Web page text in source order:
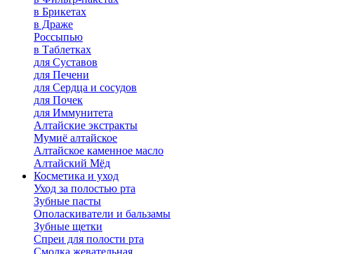
в Брикетах
в Драже
Россыпью
в Таблетках
для Cуставов
для Печени
для Сердца и сосудов
для Почек
для Иммунитета
Алтайские экстракты
Мумиё алтайское
Алтайское каменное масло
Алтайский Мёд
Косметика и уход
Уход за полостью рта
Зубные пасты
Ополаскиватели и бальзамы
Зубные щетки
Спреи для полости рта
Смолка жевательная